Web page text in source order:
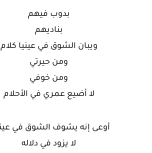
بدوب فيهم
بناديهم
ويبان الشوق في عينيا كلام
ومن حيرتي
ومن خوفي
لا أضيع عمري في الأحلام
أوعى إنه يشوف الشوق في
لا يزود في دلاله